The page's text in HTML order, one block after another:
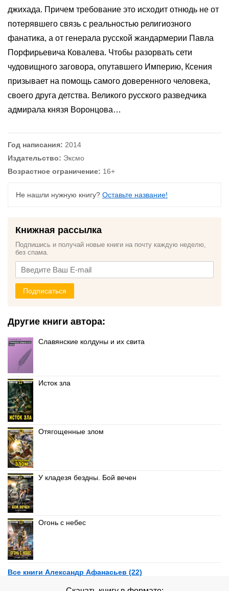
джихада. Причем требование это исходит отнюдь не от
потерявшего связь с реальностью религиозного
фанатика, а от генерала русской жандармерии Павла
Порфирьевича Ковалева. Чтобы разорвать сети
чудовищного заговора, опутавшего Империю, Ксения
призывает на помощь самого доверенного человека,
своего друга детства. Великого русского разведчика
адмирала князя Воронцова…
Год написания: 2014
Издательство: Эксмо
Возрастное ограничение: 16+
Не нашли нужную книгу? Оставьте название!
Книжная рассылка
Подпишись и получай новые книги на почту каждую неделю,
без спама.
Подписаться
Другие книги автора:
Славянские колдуны и их свита
Исток зла
Отягощенные злом
У кладезя бездны. Бой вечен
Огонь с небес
Все книги Александр Афанасьев (22)